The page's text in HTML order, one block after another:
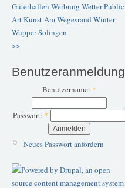
Güterhallen Werbung WetterPublic
ArtKunstAm Wegesrand Winter
WupperSolingen
>>
Benutzeranmeldung
Benutzername: *
Passwort: *
Neues Passwort anfordern